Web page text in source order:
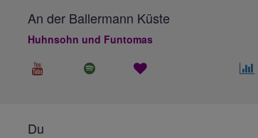
An der Ballermann Küste
Huhnsohn und Funtomas
Du